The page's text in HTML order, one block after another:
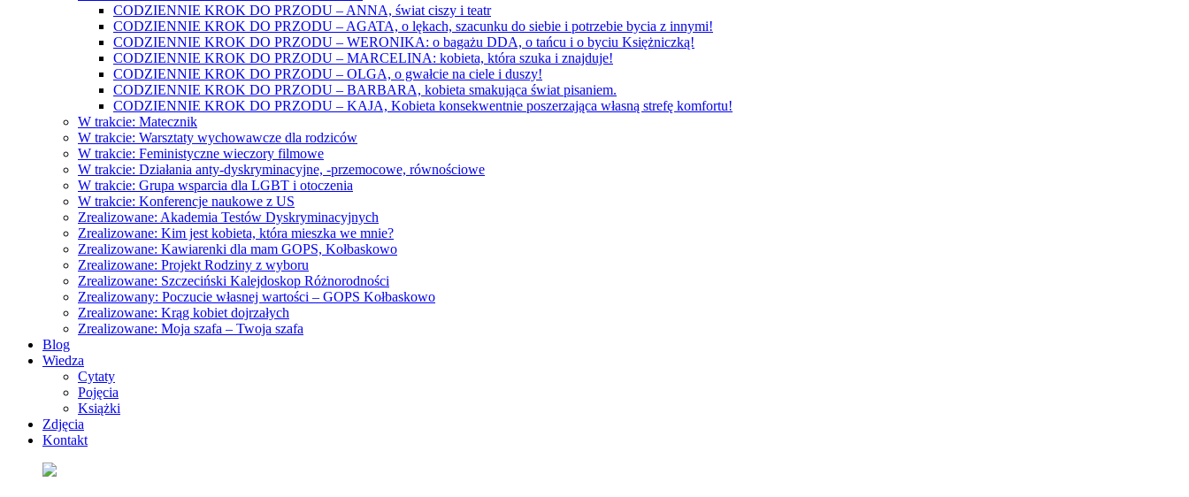
CODZIENNIE KROK DO PRZODU – ANNA, świat ciszy i teatr
CODZIENNIE KROK DO PRZODU – AGATA, o lękach, szacunku do siebie i potrzebie bycia z innymi!
CODZIENNIE KROK DO PRZODU – WERONIKA: o bagażu DDA, o tańcu i o byciu Księżniczką!
CODZIENNIE KROK DO PRZODU – MARCELINA: kobieta, która szuka i znajduje!
CODZIENNIE KROK DO PRZODU – OLGA, o gwałcie na ciele i duszy!
CODZIENNIE KROK DO PRZODU – BARBARA, kobieta smakująca świat pisaniem.
CODZIENNIE KROK DO PRZODU – KAJA, Kobieta konsekwentnie poszerzająca własną strefę komfortu!
W trakcie: Matecznik
W trakcie: Warsztaty wychowawcze dla rodziców
W trakcie: Feministyczne wieczory filmowe
W trakcie: Działania anty-dyskryminacyjne, -przemocowe, równościowe
W trakcie: Grupa wsparcia dla LGBT i otoczenia
W trakcie: Konferencje naukowe z US
Zrealizowane: Akademia Testów Dyskryminacyjnych
Zrealizowane: Kim jest kobieta, która mieszka we mnie?
Zrealizowane: Kawiarenki dla mam GOPS, Kołbaskowo
Zrealizowane: Projekt Rodziny z wyboru
Zrealizowane: Szczeciński Kalejdoskop Różnorodności
Zrealizowany: Poczucie własnej wartości – GOPS Kołbaskowo
Zrealizowane: Krąg kobiet dojrzałych
Zrealizowane: Moja szafa – Twoja szafa
Blog
Wiedza
Cytaty
Pojęcia
Książki
Zdjęcia
Kontakt